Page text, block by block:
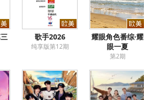
歌手2026
纯享版第12期
耀眼角色番综·耀
眼一夏
第2期